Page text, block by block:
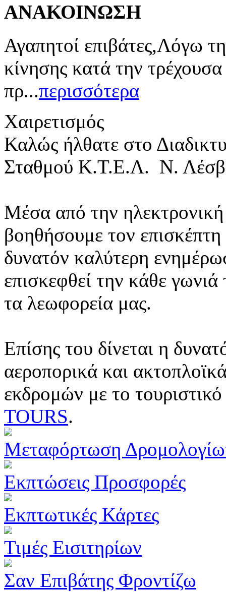
ΑΝΑΚΟΙΝΩΣΗ
Αγαπητοί επιβάτες,Λόγω
κίνησης κατά την
πρ...περισσότερα
Χαιρετισμός
Καλώς ήλθατε στο
Σταθμού Κ.Τ.Ε.Λ. Ν.
Μέσα από την ηλεκτρονική
βοηθήσουμε τον
δυνατόν καλύτερη
επισκεφθεί την κάθε
τα λεωφορεία μας.
Επίσης του δίνεται η
αεροπορικά και
εκδρομών με το
TOURS.
Μεταφόρτωση
Εκπτώσεις Προσφορές
Εκπτωτικές Κάρτες
Τιμές Εισιτηρίων
Σαν Επιβάτης Φροντίζω